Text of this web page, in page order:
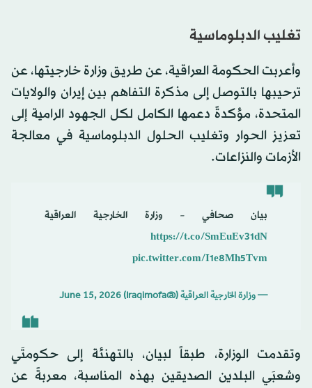
تغليب الدبلوماسية
وأعربت الحكومة العراقية، عن طريق وزارة خارجيتها، عن
ترحيبها بالتوصل إلى مذكرة التفاهم بين إيران والولايات
المتحدة، مؤكدةً دعمها الكامل لكل الجهود الرامية إلى
تعزيز الحوار وتغليب الحلول الدبلوماسية في معالجة
الأزمات والنزاعات.
بيان صحافي – وزارة الخارجية العراقية
https://t.co/SmEuEv31dN
pic.twitter.com/I1e8Mh5Tvm
— وزارة الخارجية العراقية (@Iraqimofa) June 15, 2026
وتقدمت الوزارة، طبقاً لبيان، بالتهنئة إلى حكومتَي
وشعبَي البلدين الصديقين بهذه المناسبة، معربةً عن